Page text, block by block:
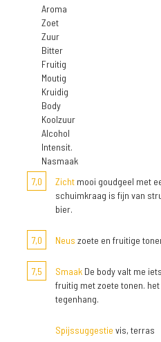
Aroma
Zoet
Zuur
Bitter
Fruitig
Moutig
Kruidig
Body
Koolzuur
Alcohol
Intensit.
Nasmaak
7,0
Zicht mooi goudgeel met
schuimkraag is fijn van
bier.
7,0 Neus zoete en fruitige
7,5 Smaak De body valt me
fruitig met zoete tonen.
tegenhang.
Spijssuggestie vis, terras